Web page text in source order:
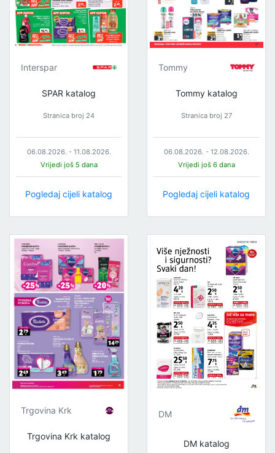
Interspar
SPAR katalog
Stranica broj 24
06.08.2026. - 11.08.2026.
Vrijedi još 5 dana
Pogledaj cijeli katalog
Tommy
Tommy katalog
Stranica broj 27
06.08.2026. - 12.08.2026.
Vrijedi još 6 dana
Pogledaj cijeli katalog
Trgovina Krk
Trgovina Krk katalog
DM
DM katalog